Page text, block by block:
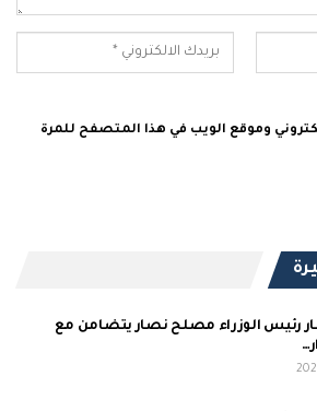
وموقع الويب في هذا المتصفح للمرة
رئيس الوزراء مصلح نصار يتضامن مع